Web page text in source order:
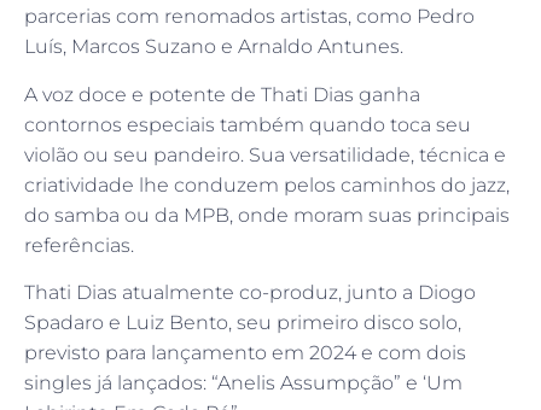
parcerias com renomados artistas, como Pedro
Luís, Marcos Suzano e Arnaldo Antunes.
A voz doce e potente de Thati Dias ganha
contornos especiais também quando toca seu
violão ou seu pandeiro. Sua versatilidade, técnica e
criatividade lhe conduzem pelos caminhos do jazz,
do samba ou da MPB, onde moram suas principais
referências.
Thati Dias atualmente co-produz, junto a Diogo
Spadaro e Luiz Bento, seu primeiro disco solo,
previsto para lançamento em 2024 e com dois
singles já lançados: “Anelis Assumpção” e ‘Um